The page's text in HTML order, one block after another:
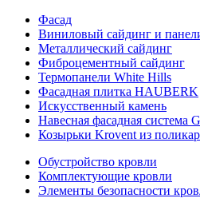
Фасад
Виниловый сайдинг и
Металлический сайдинг
Фиброцементный сайдинг
Термопанели White Hills
Фасадная плитка HAUBERK
Искусственный камень
Навесная фасадная система
Козырьки Krovent из
Обустройство кровли
Комплектующие кровли
Элементы безопасности